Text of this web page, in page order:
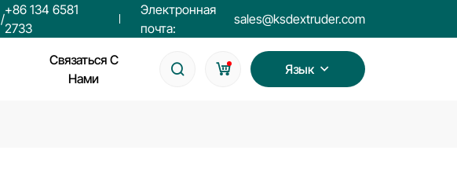
/
+86 134 6581
2733
Электронная
почта:
sales@ksdextruder.com
Связаться С
Нами
Язык